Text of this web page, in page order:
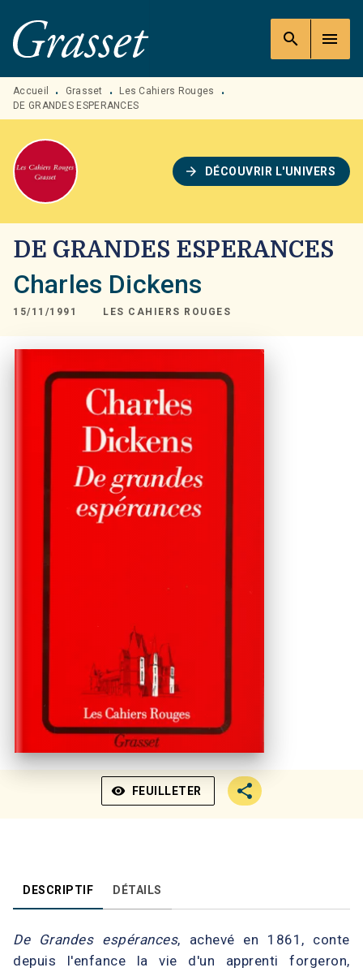
MENU RECHERCHE
PIED DE PAGE
search menu
Accueil • Grasset • Les Cahiers Rouges
•
DE GRANDES ESPERANCES
arrow_forward DÉCOUVRIR L'UNIVERS
DE GRANDES ESPERANCES
Charles Dickens
15/11/1991 LES CAHIERS ROUGES
visibility FEUILLETER
DESCRIPTIF DÉTAILS
De Grandes espérances, achevé en 1861, conte
depuis l'enfance la vie d'un apprenti forgeron,